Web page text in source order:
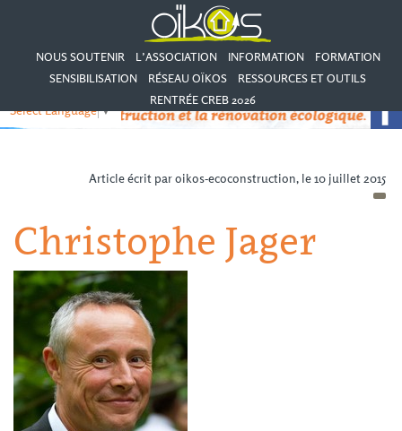
NOUS SOUTENIR L’ASSOCIATION INFORMATION
FORMATION
SENSIBILISATION
RÉSEAU OÏKOS
RESSOURCES ET OUTILS
RENTRÉE CREB 2026
Select Language▼
Article écrit par oikos-ecoconstruction, le 10 juillet 2015
Christophe Jager